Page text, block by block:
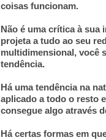
coisas funcionam.
Não é uma crítica à sua
projeta a tudo ao seu
multidimensional, você
tendência.
Há uma tendência na
aplicado a todo o resto
consegue algo através
Há certas formas em